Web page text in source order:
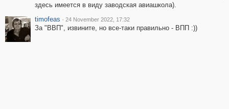
здесь имеется в виду заводская авиашкола).
timofeas · 24 November 2022, 17:32
За "ВВП", извините, но все-таки правильно - ВПП :))